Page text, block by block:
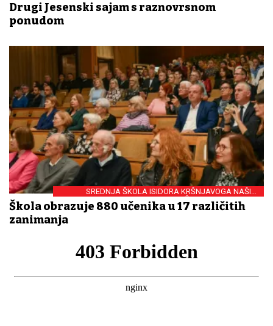
Drugi Jesenski sajam s raznovrsnom
ponudom
SREDNJA ŠKOLA ISIDORA KRŠNJAVOGA NAŠICE
OBILJEŽILA 70. OBLJETNICU
Škola obrazuje 880 učenika u 17 različitih
zanimanja